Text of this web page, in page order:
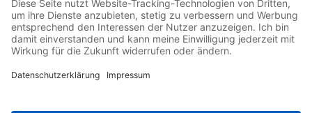
Follow us on...